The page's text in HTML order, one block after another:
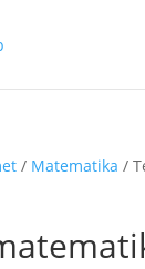
/ Matematika /